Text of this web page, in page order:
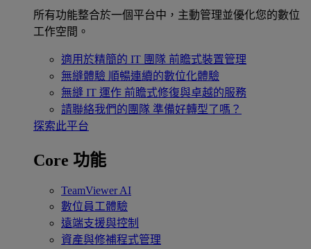
所有功能整合於一個平台中，主動管理並優化您的數位
工作空間。
適用於精簡的 IT 團隊 前瞻式裝置管理
無縫體驗 順暢連續的數位化體驗
無縫 IT 運作 前瞻式修復與卓越的服務
請聯絡我們的團隊 準備好轉型了嗎？
探索此平台
Core 功能
TeamViewer AI
數位員工體驗
遠端支援與控制
資產與修補程式管理